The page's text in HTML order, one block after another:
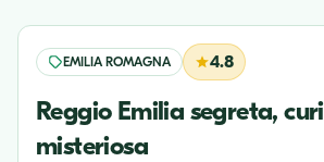
EMILIA ROMAGNA 4.8
Reggio Emilia segreta,
misteriosa